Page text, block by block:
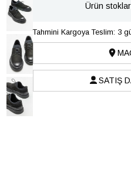
Ürün
Tahmini Kargoya Teslim: 3
SATIŞ